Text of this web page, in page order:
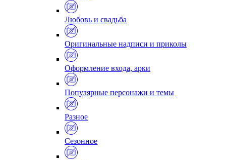
Любовь и свадьба
Оригинальные надписи и приколы
Оформление входа, арки
Популярные персонажи и темы
Разное
Сезонное